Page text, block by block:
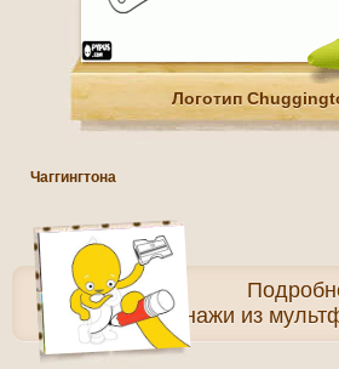
Логотип
Чаггингтона
Персонажи из